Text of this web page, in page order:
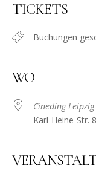
TICKETS
Buchungen
WO
Cineding Leipzig
Karl-Heine-Str.